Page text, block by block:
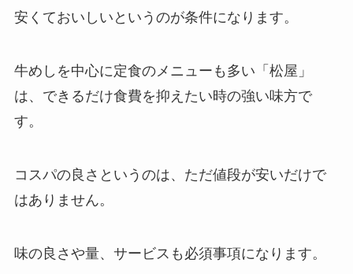
安くておいしいというのが条件になります。
牛めしを中心に定食のメニューも多い「松屋」
は、できるだけ食費を抑えたい時の強い味方で
す。
コスパの良さというのは、ただ値段が安いだけで
はありません。
味の良さや量、サービスも必須事項になります。